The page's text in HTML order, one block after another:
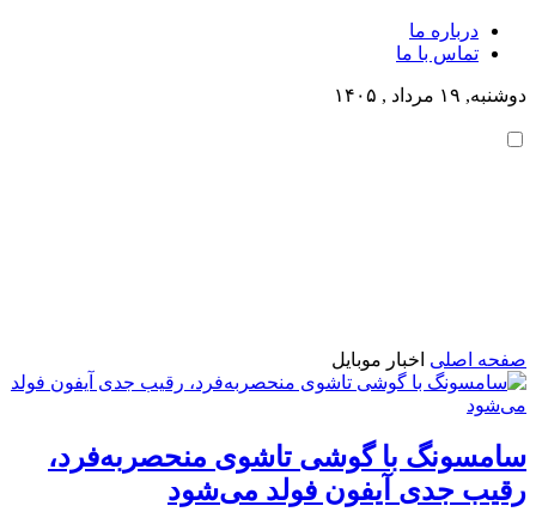
درباره ما
تماس با ما
دوشنبه, ۱۹ مرداد , ۱۴۰۵
صفحه اصلی اخبار موبایل
سامسونگ با گوشی تاشوی منحصربه‌فرد،
رقیب جدی آیفون فولد می‌شود